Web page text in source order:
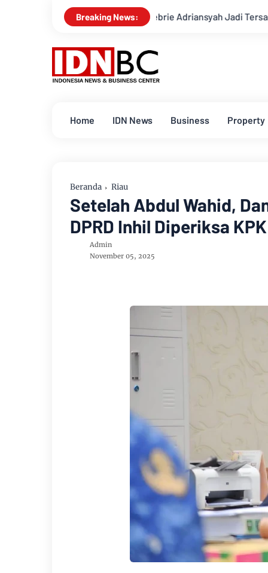
Breaking News:
Jampidsus Febrie Adriansyah Jadi Tersangka, Ini Kasusnya
Home IDN News Business Property
Beranda Riau
Setelah Abdul Wahid,
DPRD Inhil Diperiksa
Admin
November 05, 2025